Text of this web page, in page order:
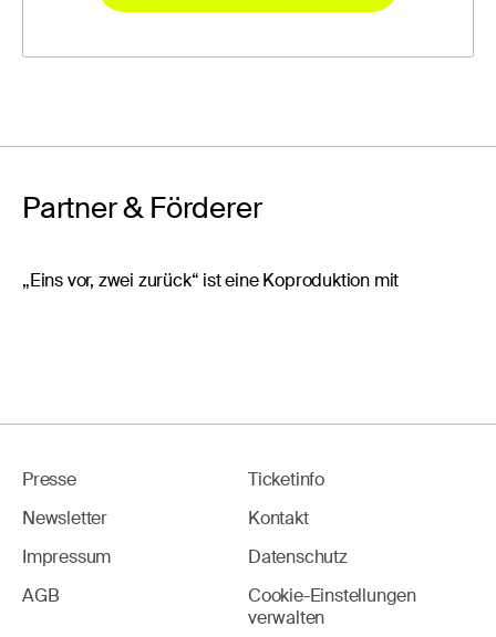
Partner & Förderer
„Eins vor, zwei zurück“ ist eine Koproduktion mit
Presse
Ticketinfo
Newsletter
Kontakt
Impressum
Datenschutz
AGB
Cookie-Einstellungen
verwalten